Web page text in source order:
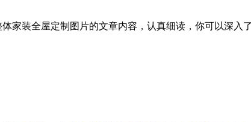
家装全屋定制图片的文章内容，认真细读，你可以深入